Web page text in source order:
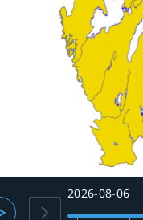
2026-08-06